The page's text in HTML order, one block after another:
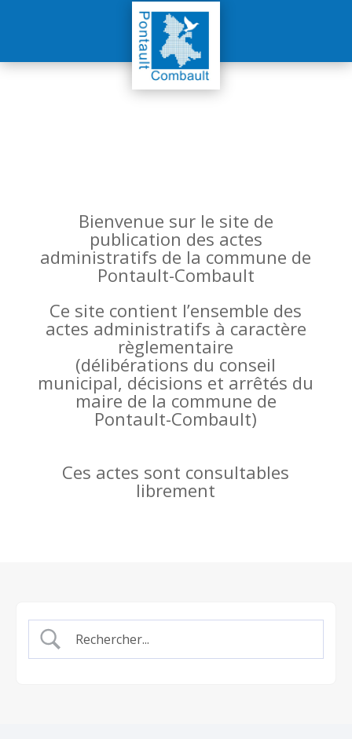
Bienvenue sur le site de
publication des actes
administratifs de la commune de
Pontault-Combault
Ce site contient l’ensemble des
actes administratifs à caractère
règlementaire
(délibérations du conseil
municipal, décisions et arrêtés du
maire de la commune de
Pontault-Combault)
Ces actes sont consultables
librement